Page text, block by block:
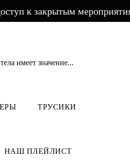
к закрытым мероприятиям
имеет значение...
ТРУСИКИ
НАШ ПЛЕЙЛИСТ